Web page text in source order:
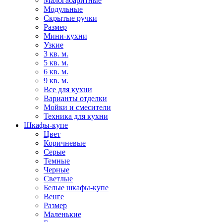
Модульные
Скрытые ручки
Размер
Мини-кухни
Узкие
3 кв. м.
5 кв. м.
6 кв. м.
9 кв. м.
Все для кухни
Варианты отделки
Мойки и смесители
Техника для кухни
Шкафы-купе
Цвет
Коричневые
Серые
Темные
Черные
Светлые
Белые шкафы-купе
Венге
Размер
Маленькие